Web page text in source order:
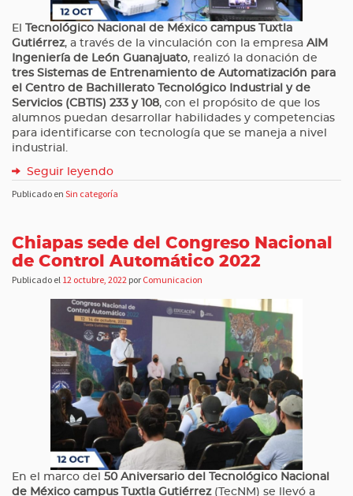
El
Tecnológico Nacional de México campus Tuxtla
Gutiérrez, a través de la vinculación con la empresa AIM
Ingeniería de León Guanajuato, realizó la donación de
tres Sistemas de Entrenamiento de Automatización para
el Centro de Bachillerato Tecnológico Industrial y de
Servicios (CBTIS) 233 y 108, con el propósito de que los
alumnos puedan desarrollar habilidades y competencias
para identificarse con tecnología que se maneja a nivel
industrial.
Seguir leyendo
Publicado en Sin categoría
Chiapas sede del Congreso Nacional
de Control Automático 2022
Publicado el 12 octubre, 2022 por Comunicacion
En el marco del 50 Aniversario del Tecnológico Nacional
de México campus Tuxtla Gutiérrez (TecNM) se llevó a